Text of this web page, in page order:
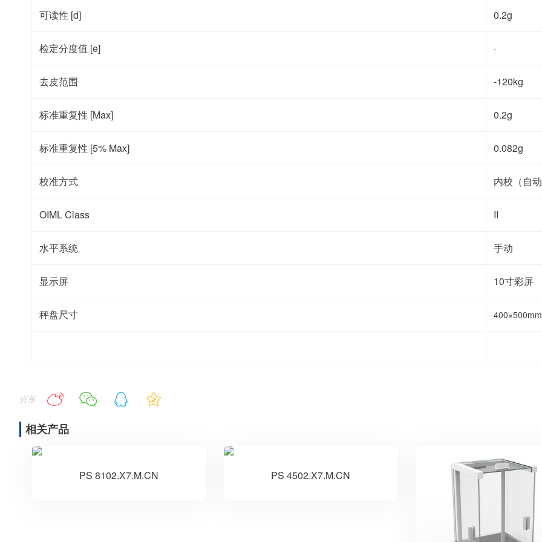
分享
相关产品
PS 8102.X7.M.CN PS 4502.X7.M.CN
可读性 [d] 0.2g
检定分度值 [e] -
去皮范围 -120kg
标准重复性 [Max] 0.2g
标准重复性 [5% Max] 0.082g
校准方式 内校（自
OIML Class II
水平系统 手动
显示屏 10寸彩屏
秤盘尺寸 400×500mm